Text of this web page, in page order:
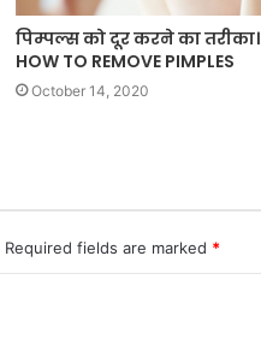
पिम्पल्स को दूर करने का तरीका।
HOW TO REMOVE PIMPLES
October 14, 2020
Required fields are marked *